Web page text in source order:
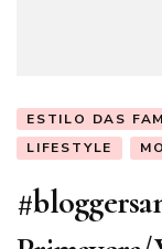
ESTILO DAS
LIFESTYLE